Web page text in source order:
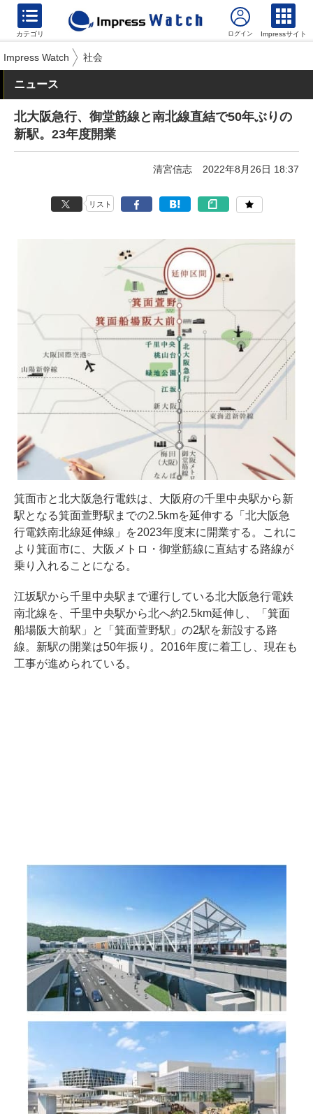
カテゴリ Impressサイト
Impress Watch 社会
ニュース
北大阪急行、御堂筋線と南北線直結で50年ぶりの
新駅。23年度開業
清宮信志 2022年8月26日 18:37
リスト
箕面市と北大阪急行電鉄は、大阪府の千里中央駅から新
駅となる箕面萱野駅までの2.5kmを延伸する「北大阪急
行電鉄南北線延伸線」を2023年度末に開業する。これに
より箕面市に、大阪メトロ・御堂筋線に直結する路線が
乗り入れることになる。
江坂駅から千里中央駅まで運行している北大阪急行電鉄
南北線を、千里中央駅から北へ約2.5km延伸し、「箕面
船場阪大前駅」と「箕面萱野駅」の2駅を新設する路
線。新駅の開業は50年振り。2016年度に着工し、現在も
工事が進められている。